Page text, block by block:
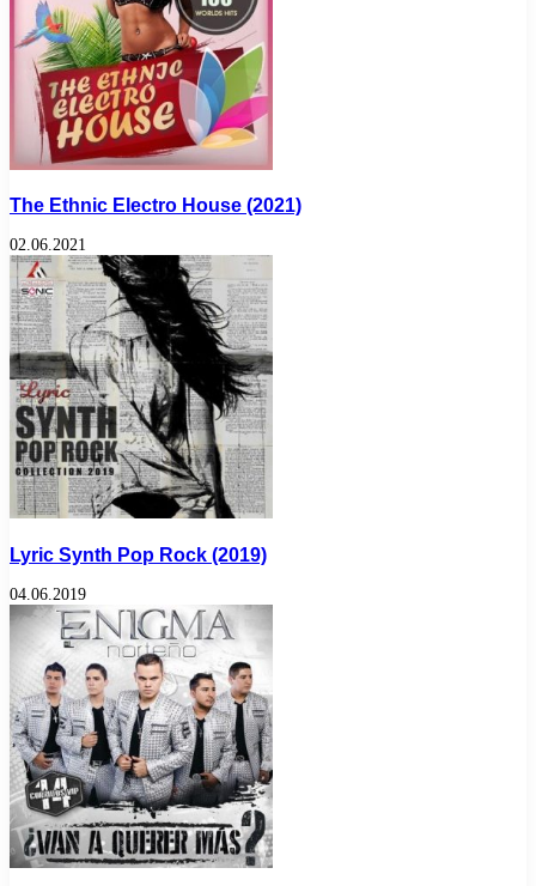
The Ethnic Electro House (2021)
02.06.2021
Lyric Synth Pop Rock (2019)
04.06.2019